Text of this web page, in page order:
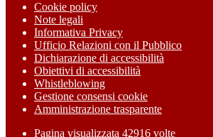
Cookie policy
Note legali
Informativa Privacy
Ufficio Relazioni con il Pubblico
Dichiarazione di accessibilità
Obiettivi di accessibilità
Whistleblowing
Gestione consensi cookie
Amministrazione trasparente
Pagina visualizzata 42916 volte